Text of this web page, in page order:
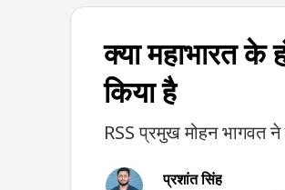
क्या महाभारत
किया है
RSS प्रमुख मोहन भागवत
प्रशांत सिंह